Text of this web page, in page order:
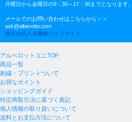
月曜日から金曜日の9：30～17：30までとなります。
メールでのお問い合わせはこちらから＞＞
ask@alberotto.com
株式会社八木繊維ウェブサイト
アルベロットユニTOP
商品一覧
刺繍・プリントついて
お得なポイント
ショッピングガイド
特定商取引法に基づく表記
個人情報の取り扱いについて
送料とお支払方法について